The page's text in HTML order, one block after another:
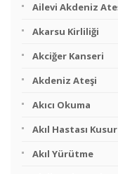
Ailevi Akdeniz
Akarsu Kirliliği
Akciğer Kanseri
Akdeniz Ateşi
Akıcı Okuma
Akıl Hastası
Akıl Yürütme